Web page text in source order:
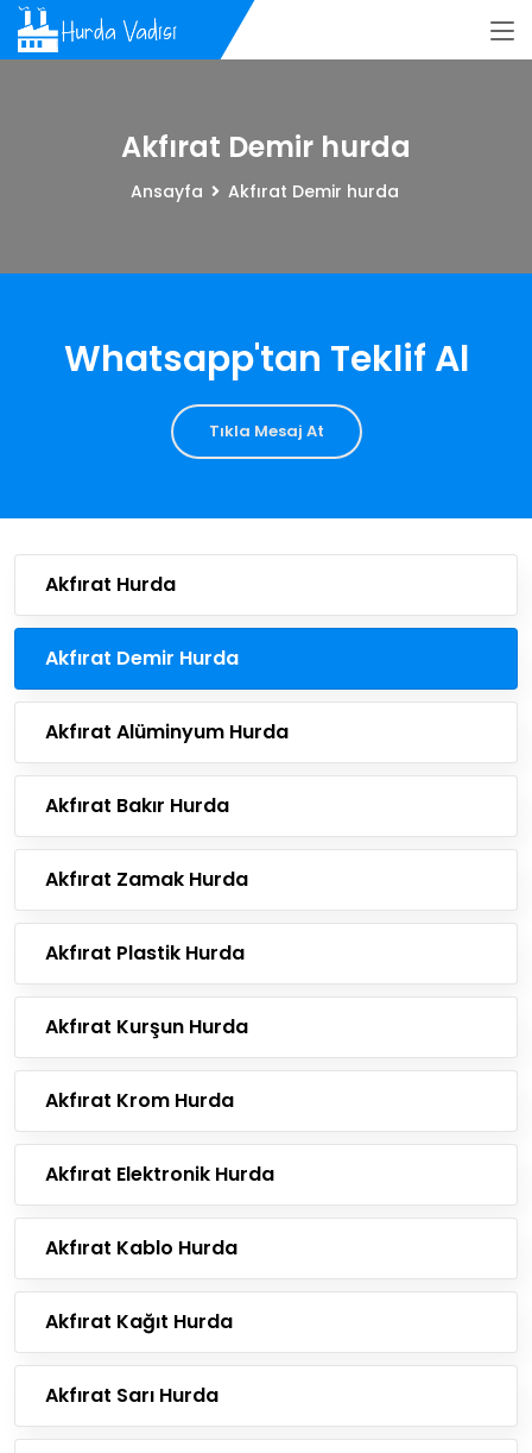
Akfırat Demir hurda
Ansayfa Akfırat Demir hurda
Whatsapp'tan Teklif Al
Tıkla Mesaj At
Akfırat Hurda
Akfırat Demir Hurda
Akfırat Alüminyum Hurda
Akfırat Bakır Hurda
Akfırat Zamak Hurda
Akfırat Plastik Hurda
Akfırat Kurşun Hurda
Akfırat Krom Hurda
Akfırat Elektronik Hurda
Akfırat Kablo Hurda
Akfırat Kağıt Hurda
Akfırat Sarı Hurda